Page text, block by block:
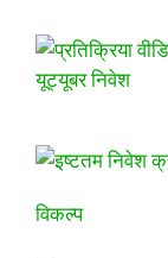
विकल्प